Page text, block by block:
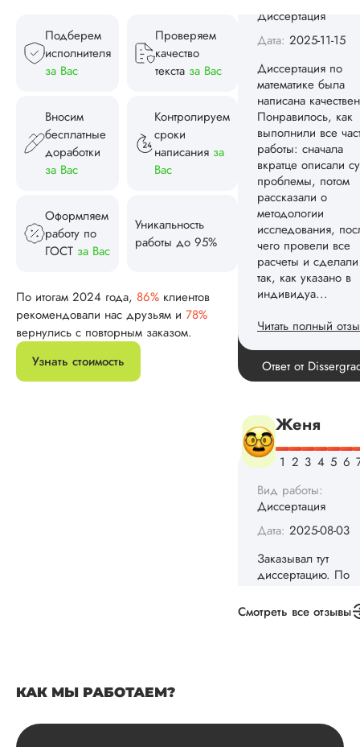
Подберем
исполнителя
за Вас
Проверяем
качество
текста за Вас
Вносим
бесплатные
доработки
за Вас
Контролируем
сроки
написания за
Вас
Оформляем
работу по
ГОСТ за Вас
Уникальность
работы до 95%
По итогам 2024 года, 86% клиентов
рекомендовали нас друзьям и 78%
вернулись с повторным заказом.
Узнать стоимость
Читать полный
Спасибо!
ваши слова
Ответ от
Женя
Вид работы:
Диссертация
Дата:2025-08-03
Заказывал тут
диссертацию. По
срокам и
внушительно, но
выхода не
не успел бы
самостоятельно.
менеджер
держал меня в
о статусе заказа.
Структура
выполнена в...
Читать полный
Данила
спасибо за
Смотреть все отзывы
КАК МЫ РАБОТАЕМ?